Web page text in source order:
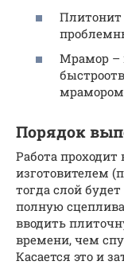
Плитонит
Мрамор –
Порядок
Работа
изготовителем
тогда слой
полную
вводить
времени, чем
Касается это и